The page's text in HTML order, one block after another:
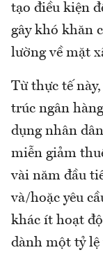
tạo điều kiện
gây khó khăn
lường về mặt
Từ thực tế
trúc ngân
dụng nhân
miễn giảm
vài năm đầu
và/hoặc yêu
khác ít hoạt
dành một tỷ